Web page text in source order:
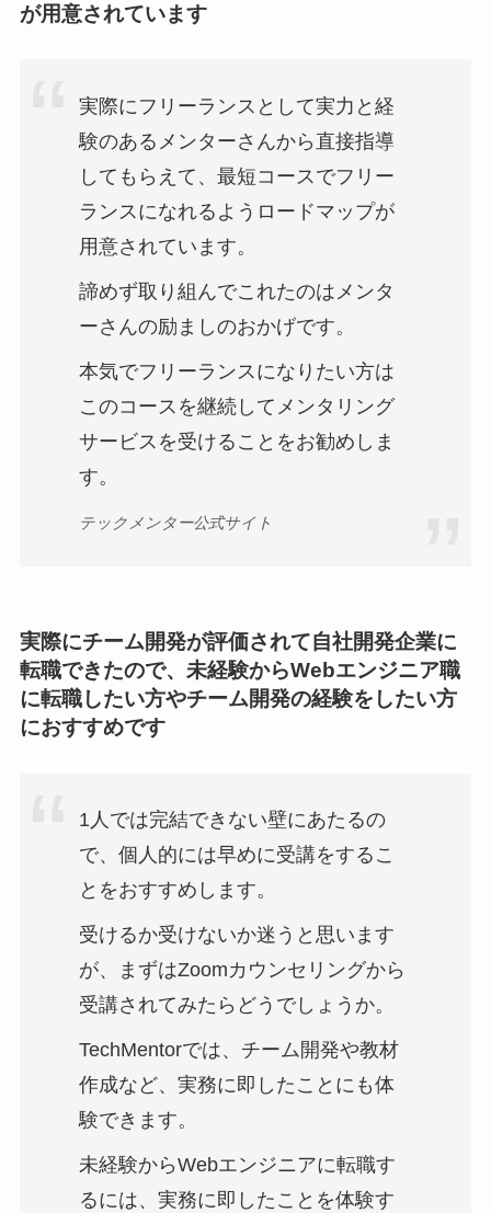
が用意されています
実際にフリーランスとして実力と経
験のあるメンターさんから直接指導
してもらえて、最短コースでフリー
ランスになれるようロードマップが
用意されています。
諦めず取り組んでこれたのはメンタ
ーさんの励ましのおかげです。
本気でフリーランスになりたい方は
このコースを継続してメンタリング
サービスを受けることをお勧めしま
す。
テックメンター公式サイト
実際にチーム開発が評価されて自社開発企業に
転職できたので、未経験からWebエンジニア職
に転職したい方やチーム開発の経験をしたい方
におすすめです
1人では完結できない壁にあたるの
で、個人的には早めに受講をするこ
とをおすすめします。
受けるか受けないか迷うと思います
が、まずはZoomカウンセリングから
受講されてみたらどうでしょうか。
TechMentorでは、チーム開発や教材
作成など、実務に即したことにも体
験できます。
未経験からWebエンジニアに転職す
るには、実務に即したことを体験す